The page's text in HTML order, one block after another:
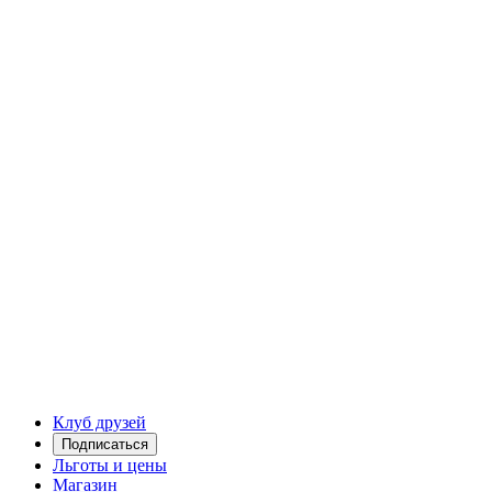
Клуб друзей
Подписаться
Льготы и цены
Магазин